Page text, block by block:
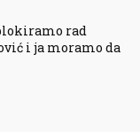
rad
i ja moramo da